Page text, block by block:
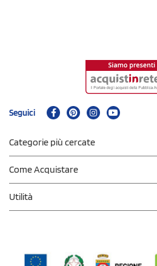
Seguici
Categorie più cercate
Come Acquistare
Utilità